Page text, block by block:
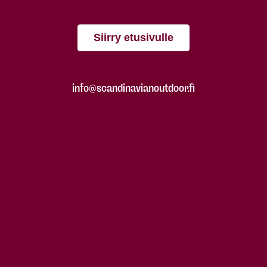
Siirry etusivulle
info@scandinavianoutdoor.fi